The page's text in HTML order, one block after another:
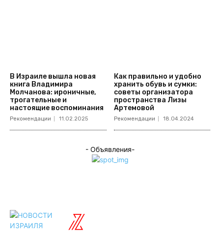
В Израиле вышла новая
книга Владимира
Молчанова: ироничные,
трогательные и
настоящие воспоминания
Рекомендации 11.02.2025
Как правильно и удобно
хранить обувь и сумки:
советы организатора
пространства Лизы
Артемовой
Рекомендации 18.04.2024
- Объявления-